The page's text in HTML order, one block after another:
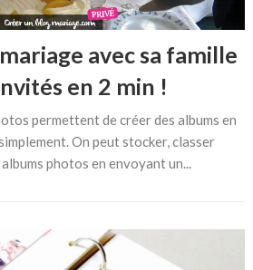
avec sa famille
en 2 min !
permettent de créer des albums en
On peut stocker, classer
photos en envoyant un...